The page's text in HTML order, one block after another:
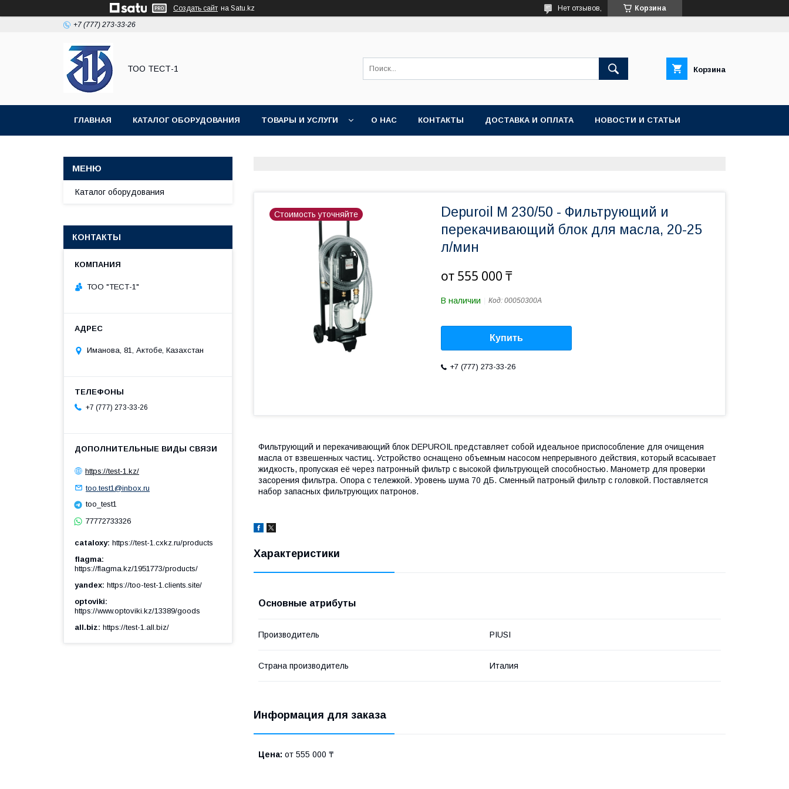
Создать сайт на Satu.kz Корзина
Нет отзывов,
+7 (777) 273-33-26
ТОО ТЕСТ-1 Корзина
ГЛАВНАЯ КАТАЛОГ ОБОРУДОВАНИЯ ТОВАРЫ И УСЛУГИ О НАС КОНТАКТЫ ДОСТАВКА И ОПЛАТА НОВОСТИ И СТАТЬИ
Стоимость уточняйте
Depuroil M 230/50 - Фильтрующий и
перекачивающий блок для масла, 20-25
л/мин
от 555 000 ₸
В наличии Код: 00050300A
Купить
+7 (777) 273-33-26
Фильтрующий и перекачивающий блок DEPUROIL представляет собой идеальное приспособление для очищения
масла от взвешенных частиц. Устройство оснащено объемным насосом непрерывного действия, который всасывает
жидкость, пропуская её через патронный фильтр с высокой фильтрующей способностью. Манометр для проверки
засорения фильтра. Опора с тележкой. Уровень шума 70 дБ. Сменный патроный фильтр с головкой. Поставляется
набор запасных фильтрующих патронов.
Характеристики
Основные атрибуты
Производитель PIUSI
Страна производитель Италия
Информация для заказа
Цена: от 555 000 ₸
Каталог оборудования
КОНТАКТЫ
ТОО "ТЕСТ-1"
Иманова, 81, Актобе, Казахстан
+7 (777) 273-33-26
https://test-1.kz/
too.test1@inbox.ru
too_test1
77772733326
cataloxy https://test-1.cxkz.ru/products
flagma
https://flagma.kz/1951773/products/
yandex https://too-test-1.clients.site/
optoviki
https://www.optoviki.kz/13389/goods
all.biz https://test-1.all.biz/